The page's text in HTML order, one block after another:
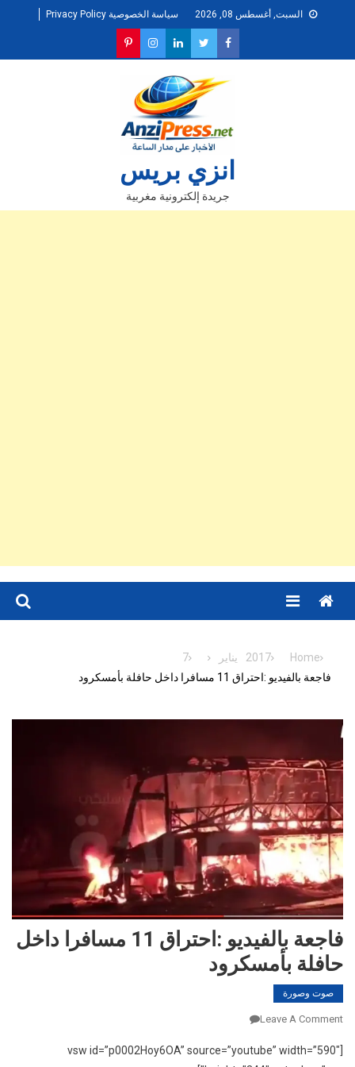
السبت, أغسطس 08, 2026 سياسة الخصوصية Privacy Policy
انزي بريس
جريدة إلكترونية مغربية
Menu
Home
2017 يناير
7
فاجعة بالفيديو :احتراق 11 مسافرا داخل حافلة بأمسكرود
فاجعة بالفيديو :احتراق 11 مسافرا داخل
حافلة بأمسكرود
صوت وصورة
Leave A Comment
بالفيديو
[vsw id=”p0002Hoy6OA” source=”youtube” width=”590″